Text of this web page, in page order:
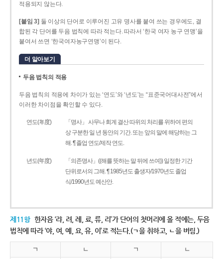
적용되지 않는다.
[붙임 3] 둘 이상의 단어로 이루어진 고유 명사를 붙여 쓰는 경우에도, 결
합된 각 단어를 두음 법칙에 따라 적는다. 따라서 ‘한국 여자 농구 연맹’을
붙여서 쓰면 ‘한국여자농구연맹’이 된다.
더 알아보기
두음 법칙의 적용
두음 법칙의 적용에 차이가 있는 ‘연도’와 ‘년도’는 “표준국어대사전”에서
이러한 차이점을 확인할 수 있다.
연도(年度)
「명사」 사무나 회계 결산 따위의 처리를 위하여 편의
상 구분한 일 년 동안의 기간. 또는 앞의 말에 해당하는 그
해. ¶ 졸업 연도/제작 연도.
년도(年度)
「의존명사」((해를 뜻하는 말 뒤에 쓰여)) 일정한 기간
단위로서의 그해. ¶ 1985년도 출생자/1970년도 졸업
식/1990년도 예산안.
제11항 한자음 ‘랴, 려, 례, 료, 류, 리’가 단어의 첫머리에 올 적에는, 두음
법칙에 따라 ‘야, 여, 예, 요, 유, 이’로 적는다.(ㄱ을 취하고, ㄴ을 버림.)
ㄱ ㄴ ㄱ ㄴ